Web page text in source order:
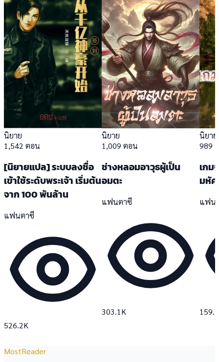
นิยาย
1,542 ตอน
[นิยายแปล] ระบบลงชื่อ
เข้าใช้ระดับพระเจ้า เริ่มต้น
จาก 100 พันล้าน
แฟนตาซี
526.2K
นิยาย
1,009 ตอน
ช่างหลอมอาวุธผู้เป็น
อมตะ
แฟนตาซี
303.1K
นิยาย
989
เกม
มหัศ
แฟน
MostReader